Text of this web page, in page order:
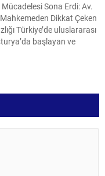
Mücadelesi Sona Erdi: Av.
Dikkat Çeken
Türkiye’de uluslararası
başlayan ve
“Nazar Bebek”
3. Aile...